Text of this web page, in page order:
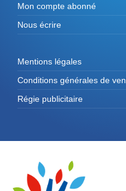
Mon compte abonné
Nous écrire
Mentions légales
Conditions générales de
Régie publicitaire